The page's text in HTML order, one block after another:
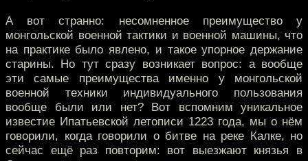
А вот странно: несомненное преимущество у
монгольской военной тактики и военной машины, что
на практике было явлено, и такое упорное держание
старины. Но тут сразу возникает вопрос: а вообще
эти самые преимущества именно у монгольской
военной техники индивидуального пользования
вообще были или нет? Вот вспомним уникальное
известие Ипатьевской летописи 1223 года, мы о нём
говорили, когда говорили о битве на реке Калке, но
сейчас ещё раз повторим: вот выезжают князья в